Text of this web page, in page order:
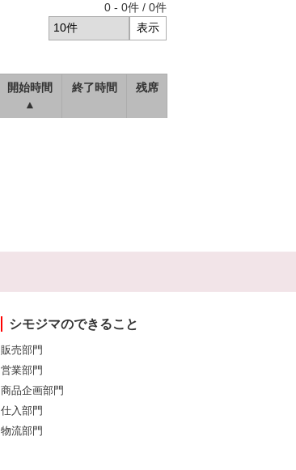
0 - 0件 / 0件
開始時間
▲
終了時間 残席
シモジマのできること
販売部門
営業部門
商品企画部門
仕入部門
物流部門